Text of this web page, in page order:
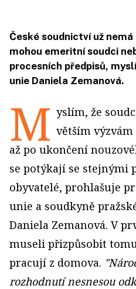
České soudnictví už
mohou emeritní soudci
procesních předpisů,
unie Daniela Zemanová.
M yslím, že
větším výzvám
až po ukončení
se potýkají se stejnými
obyvatelé, prohlašuje
unie a soudkyně
Daniela Zemanová. V
museli přizpůsobit
pracují z domova. "
rozhodnutí nesnesou